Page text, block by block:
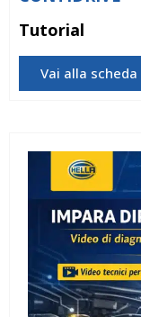
Tutorial
Vai alla scheda